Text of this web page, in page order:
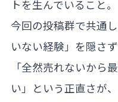
トを生んでいること。
今回の投稿群で共通
いない経験」を隠さ
「全然売れないから
い」という正直さが